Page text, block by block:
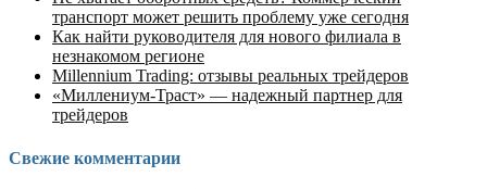
транспорт может решить проблему уже сегодня
Как найти руководителя для нового филиала в
незнакомом регионе
Millennium Trading: отзывы реальных трейдеров
«Миллениум-Траст» — надежный партнер для
трейдеров
Свежие комментарии